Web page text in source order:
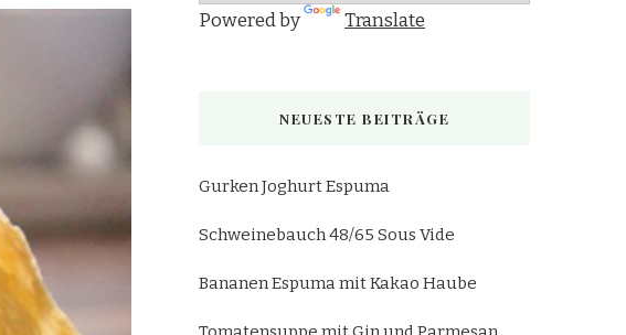
Powered by Translate
NEUESTE BEITRÄGE
Gurken Joghurt Espuma
Schweinebauch 48/65 Sous Vide
Bananen Espuma mit Kakao Haube